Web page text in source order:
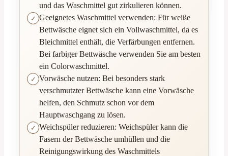
und das Waschmittel gut zirkulieren können.
Geeignetes Waschmittel verwenden: Für weiße
Bettwäsche eignet sich ein Vollwaschmittel, da es
Bleichmittel enthält, die Verfärbungen entfernen.
Bei farbiger Bettwäsche verwenden Sie am besten
ein Colorwaschmittel.
Vorwäsche nutzen: Bei besonders stark
verschmutzter Bettwäsche kann eine Vorwäsche
helfen, den Schmutz schon vor dem
Hauptwaschgang zu lösen.
Weichspüler reduzieren: Weichspüler kann die
Fasern der Bettwäsche umhüllen und die
Reinigungswirkung des Waschmittels